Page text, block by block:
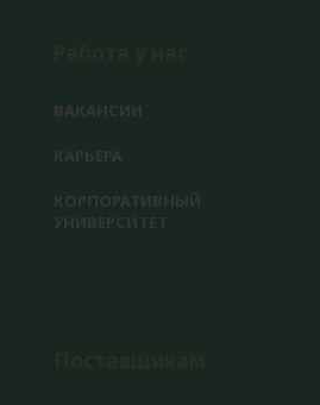
ВАКАНСИИ
КАРЬЕРА
КОРПОРАТИВНЫЙ
УНИВЕРСИТЕТ